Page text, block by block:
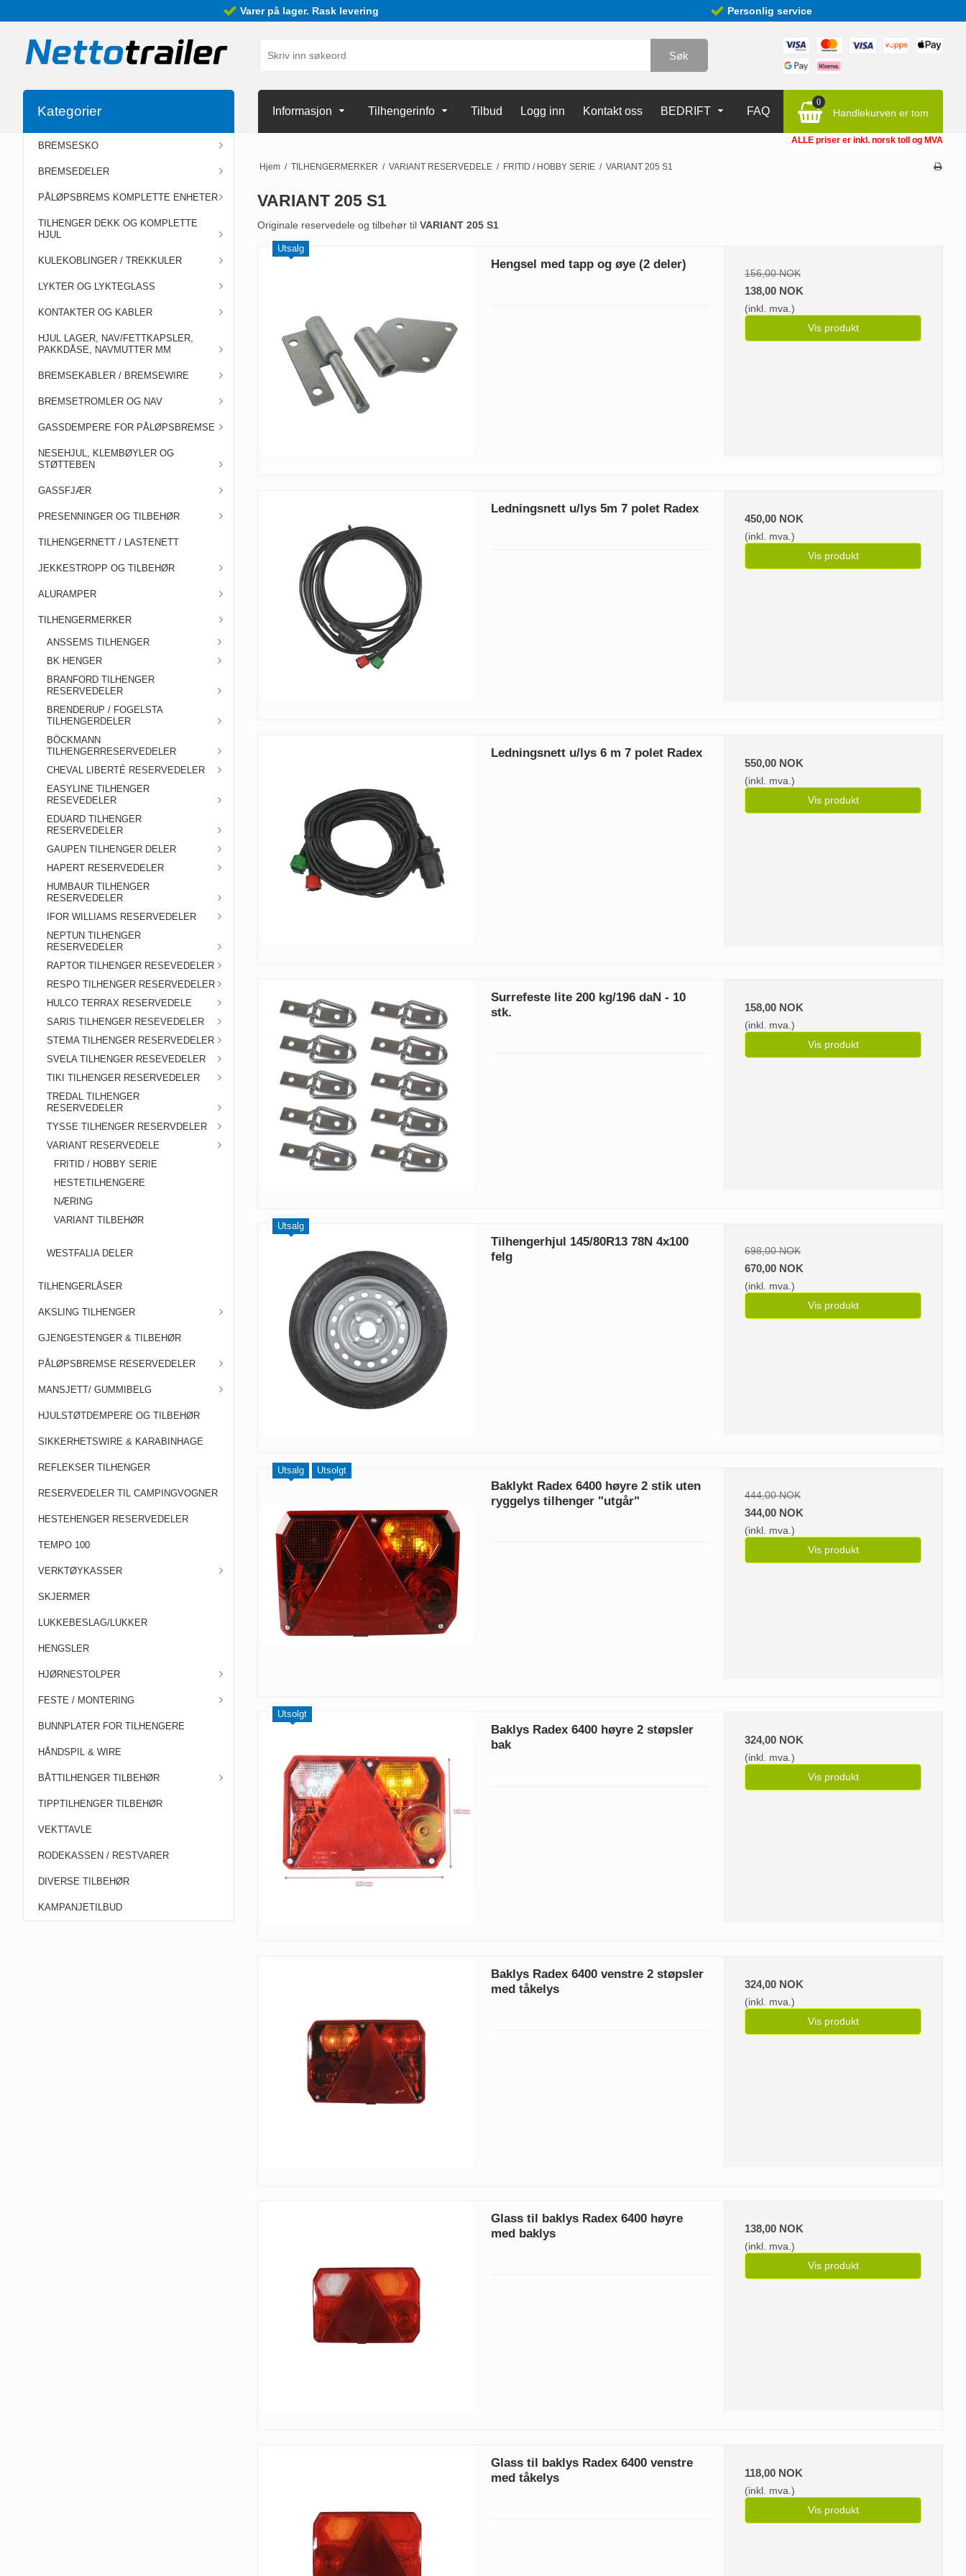
Varer på lager. Rask levering Personlig service
Søk
0
Handlekurven er tom
Informasjon Tilhengerinfo Tilbud Logg inn Kontakt oss BEDRIFT FAQ
Kategorier
BREMSESKO
BREMSEDELER
PÅLØPSBREMS KOMPLETTE ENHETER
TILHENGER DEKK OG KOMPLETTE
HJUL
KULEKOBLINGER / TREKKULER
LYKTER OG LYKTEGLASS
KONTAKTER OG KABLER
HJUL LAGER, NAV/FETTKAPSLER,
PAKKDÅSE, NAVMUTTER MM
BREMSEKABLER / BREMSEWIRE
BREMSETROMLER OG NAV
GASSDEMPERE FOR PÅLØPSBREMSE
NESEHJUL, KLEMBØYLER OG
STØTTEBEN
GASSFJÆR
PRESENNINGER OG TILBEHØR
TILHENGERNETT / LASTENETT
JEKKESTROPP OG TILBEHØR
ALURAMPER
TILHENGERMERKER
ANSSEMS TILHENGER
BK HENGER
BRANFORD TILHENGER
RESERVEDELER
BRENDERUP / FOGELSTA
TILHENGERDELER
BÖCKMANN
TILHENGERRESERVEDELER
CHEVAL LIBERTÉ RESERVEDELER
EASYLINE TILHENGER
RESEVEDELER
EDUARD TILHENGER
RESERVEDELER
GAUPEN TILHENGER DELER
HAPERT RESERVEDELER
HUMBAUR TILHENGER
RESERVEDELER
IFOR WILLIAMS RESERVEDELER
NEPTUN TILHENGER
RESERVEDELER
RAPTOR TILHENGER RESEVEDELER
RESPO TILHENGER RESERVEDELER
HULCO TERRAX RESERVEDELE
SARIS TILHENGER RESEVEDELER
STEMA TILHENGER RESERVEDELER
SVELA TILHENGER RESEVEDELER
TIKI TILHENGER RESERVEDELER
TREDAL TILHENGER
RESERVEDELER
TYSSE TILHENGER RESERVDELER
VARIANT RESERVEDELE
FRITID / HOBBY SERIE
HESTETILHENGERE
NÆRING
VARIANT TILBEHØR
WESTFALIA DELER
TILHENGERLÅSER
AKSLING TILHENGER
GJENGESTENGER & TILBEHØR
PÅLØPSBREMSE RESERVEDELER
MANSJETT/ GUMMIBELG
HJULSTØTDEMPERE OG TILBEHØR
SIKKERHETSWIRE & KARABINHAGE
REFLEKSER TILHENGER
RESERVEDELER TIL CAMPINGVOGNER
HESTEHENGER RESERVEDELER
TEMPO 100
VERKTØYKASSER
SKJERMER
LUKKEBESLAG/LUKKER
HENGSLER
HJØRNESTOLPER
FESTE / MONTERING
BUNNPLATER FOR TILHENGERE
HÅNDSPIL & WIRE
BÅTTILHENGER TILBEHØR
TIPPTILHENGER TILBEHØR
VEKTTAVLE
RODEKASSEN / RESTVARER
DIVERSE TILBEHØR
KAMPANJETILBUD
ALLE priser er inkl. norsk toll og MVA
Hjem / TILHENGERMERKER / VARIANT RESERVEDELE / FRITID / HOBBY SERIE / VARIANT 205 S1
VARIANT 205 S1
Originale reservedele og tilbehør tilVARIANT 205 S1
Utsalg
Hengsel med tapp og øye (2 deler)
156,00 NOK
138,00 NOK
(inkl. mva.)
Vis produkt
Ledningsnett u/lys 5m 7 polet Radex
450,00 NOK
(inkl. mva.)
Vis produkt
Ledningsnett u/lys 6 m 7 polet Radex
550,00 NOK
(inkl. mva.)
Vis produkt
Surrefeste lite 200 kg/196 daN - 10
stk.
158,00 NOK
(inkl. mva.)
Vis produkt
Utsalg
Tilhengerhjul 145/80R13 78N 4x100
felg
698,00 NOK
670,00 NOK
(inkl. mva.)
Vis produkt
Utsalg Utsolgt
Baklykt Radex 6400 høyre 2 stik uten
ryggelys tilhenger "utgår"
444,00 NOK
344,00 NOK
(inkl. mva.)
Vis produkt
Utsolgt
Baklys Radex 6400 høyre 2 støpsler
bak
324,00 NOK
(inkl. mva.)
Vis produkt
Baklys Radex 6400 venstre 2 støpsler
med tåkelys
324,00 NOK
(inkl. mva.)
Vis produkt
Glass til baklys Radex 6400 høyre
med baklys
138,00 NOK
(inkl. mva.)
Vis produkt
Glass til baklys Radex 6400 venstre
med tåkelys
118,00 NOK
(inkl. mva.)
Vis produkt